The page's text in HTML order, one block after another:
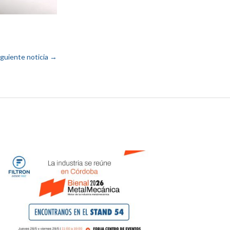
noticia →